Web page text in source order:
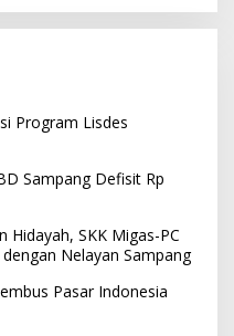
Program Lisdes
Sampang Defisit Rp
Hidayah, SKK Migas-PC
Nelayan Sampang
Pasar Indonesia